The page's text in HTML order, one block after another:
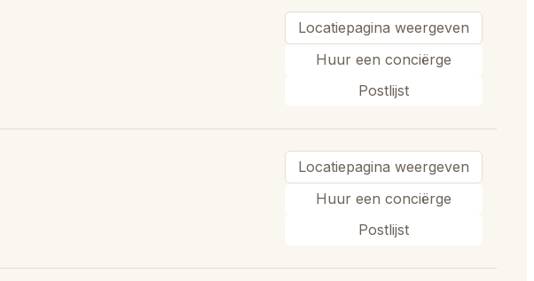
Locatiepagina weergeven
Huur een conciërge
Postlijst
Locatiepagina weergeven
Huur een conciërge
Postlijst